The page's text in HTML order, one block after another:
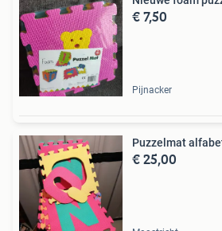
€ 7,50
Pijnacker
Puzzelmat
€ 25,00